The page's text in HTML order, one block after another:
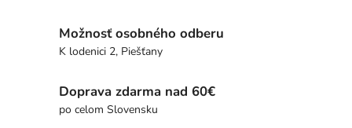
Možnosť osobného odberu
K lodenici 2, Piešťany
Doprava zdarma nad 60€
po celom Slovensku